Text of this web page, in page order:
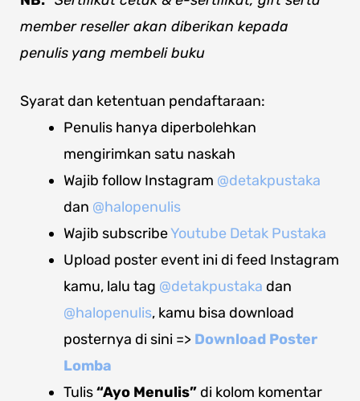
member reseller akan diberikan kepada
penulis yang membeli buku
Syarat dan ketentuan pendaftaraan:
Penulis hanya diperbolehkan
mengirimkan satu naskah
Wajib follow Instagram @detakpustaka
dan @halopenulis
Wajib subscribeYoutube Detak Pustaka
Upload poster event ini di feed Instagram
kamu, lalu tag @detakpustaka dan
@halopenulis, kamu bisa download
posternya di sini => Download Poster
Lomba
Tulis“Ayo Menulis”di kolom komentar